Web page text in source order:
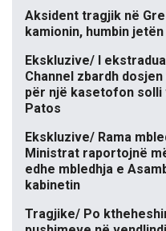
Aksident tragjik në
kamionin, humbin
Ekskluzive/ I
Channel zbardh
për një kasetofon
Patos
Ekskluzive/ Rama
Ministrat raportojnë
edhe mbledhja e
kabinetin
Tragjike/ Po